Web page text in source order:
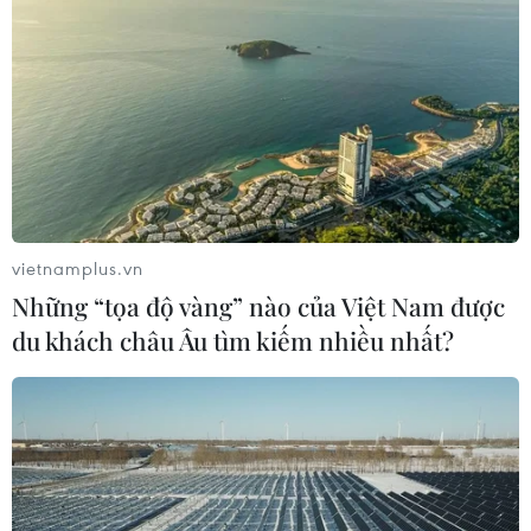
vietnamplus.vn
Những “tọa độ vàng” nào của Việt Nam được
du khách châu Âu tìm kiếm nhiều nhất?